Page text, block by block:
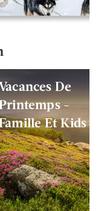
Vacances De
-
Et Kids